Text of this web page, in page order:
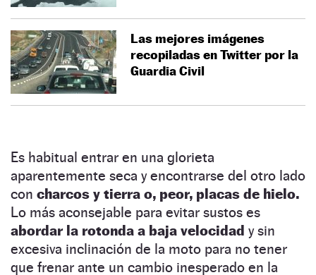
Las mejores imágenes
recopiladas en Twitter por la
Guardia Civil
Es habitual entrar en una glorieta
aparentemente seca y encontrarse del otro lado
con charcos y tierra o, peor, placas de hielo.
Lo más aconsejable para evitar sustos es
abordar la rotonda a baja velocidad y sin
excesiva inclinación de la moto para no tener
que frenar ante un cambio inesperado en la